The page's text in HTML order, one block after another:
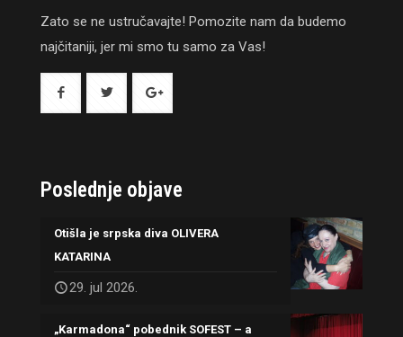
Zato se ne ustručavajte! Pomozite nam da budemo
najčitaniji, jer mi smo tu samo za Vas!
Poslednje objave
Otišla je srpska diva OLIVERA
KATARINA
29. jul 2026.
„Karmadona“ pobednik SOFEST – a